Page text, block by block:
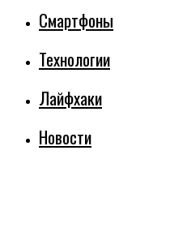
Смартфоны
Технологии
Лайфхаки
Новости